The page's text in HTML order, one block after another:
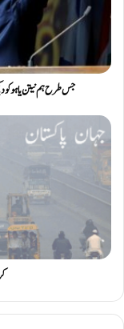
جس طرح ہم نیتن یاہو کو